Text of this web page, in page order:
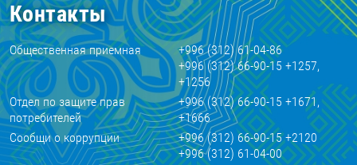
Контакты
Общественная приемная
+996 (312) 61-04-86
+996 (312) 66-90-15 +1257,
+1256
Отдел по защите прав
потребителей
+996 (312) 66-90-15 +1671,
+1666
Сообщи о коррупции
+996 (312) 66-90-15 +2120
+996 (312) 61-04-00